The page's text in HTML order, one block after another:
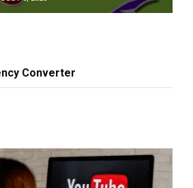
Converter